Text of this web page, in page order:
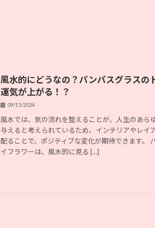
風水的にどうなの？パンパスグラスの
運気が上がる！？
09/15/2024
風水では、気の流れを整えることが、人生のあら
与えると考えられているため、インテリアやレイ
配ることで、ポジティブな変化が期待できます。
イフラワーは、風水的に見る […]